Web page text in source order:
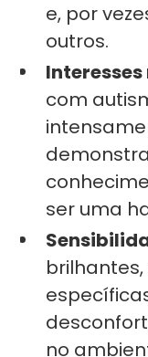
e, por
outros.
com
ser uma
no